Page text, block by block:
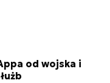
od wojska i